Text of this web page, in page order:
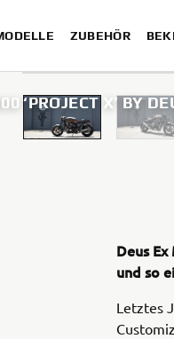
ZUBEHÖR
‘PROJECT X’ BY
Deus
und so
Letztes